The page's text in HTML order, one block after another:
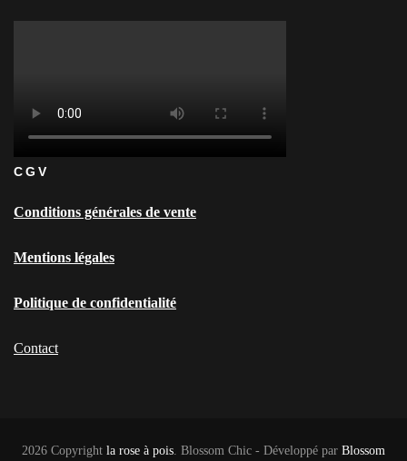
CGV
Conditions générales de vente
Mentions légales
Politique de confidentialité
Contact
2026 Copyright la rose à pois Blossom Chic - Développé par Blossom